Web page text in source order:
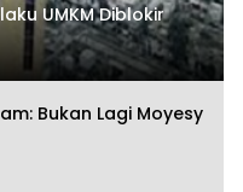
UMKM Diblokir
Bukan Lagi Moyesy